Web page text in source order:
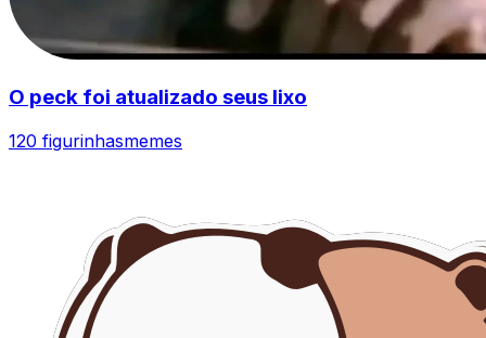
O peck foi atualizado seus lixo
120 figurinhasmemes